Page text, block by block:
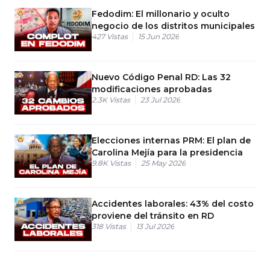
Fedodim: El millonario y oculto
negocio de los distritos municipales
427 Vistas 15 Jun 2026
Nuevo Código Penal RD: Las 32
modificaciones aprobadas
2.3K Vistas 23 Jul 2026
Elecciones internas PRM: El plan de
Carolina Mejía para la presidencia
9.8K Vistas 25 May 2026
Accidentes laborales: 43% del costo
proviene del tránsito en RD
318 Vistas 13 Jul 2026